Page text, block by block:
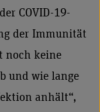
COVID-19-
der Immunität
noch keine
und wie lange
anhält“,